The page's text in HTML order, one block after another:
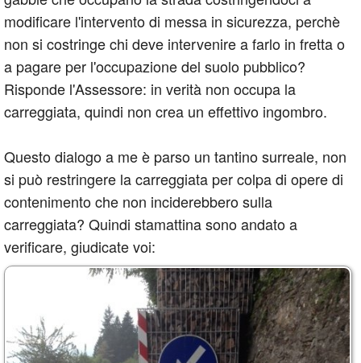
modificare l'intervento di messa in sicurezza, perchè
non si costringe chi deve intervenire a farlo in fretta o
a pagare per l'occupazione del suolo pubblico?
Risponde l'Assessore: in verità non occupa la
carreggiata, quindi non crea un effettivo ingombro.
Questo dialogo a me è parso un tantino surreale, non
si può restringere la carreggiata per colpa di opere di
contenimento che non inciderebbero sulla
carreggiata? Quindi stamattina sono andato a
verificare, giudicate voi: